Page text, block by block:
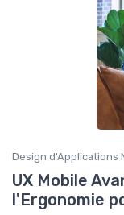
Design d'Applications
UX Mobile
l'Ergonomie